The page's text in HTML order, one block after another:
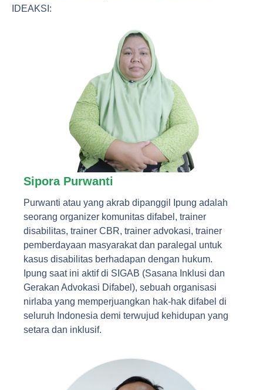
IDEAKSI:
Sipora Purwanti
Purwanti atau yang akrab dipanggil Ipung adalah
seorang organizer komunitas difabel, trainer
disabilitas, trainer CBR, trainer advokasi, trainer
pemberdayaan masyarakat dan paralegal untuk
kasus disabilitas berhadapan dengan hukum.
Ipung saat ini aktif di SIGAB (Sasana Inklusi dan
Gerakan Advokasi Difabel), sebuah organisasi
nirlaba yang memperjuangkan hak-hak difabel di
seluruh Indonesia demi terwujud kehidupan yang
setara dan inklusif.